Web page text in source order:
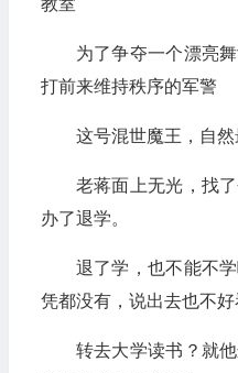
教室
为了争夺一个漂亮
打前来维持秩序的军警
这号混世魔王，自
老蒋面上无光，找
办了退学。
退了学，也不能不
凭都没有，说出去也不好
转去大学读书？就